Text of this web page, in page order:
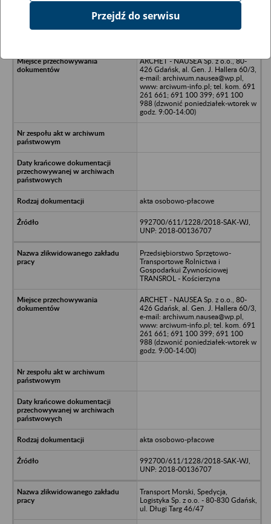
Sklepy Spożywcze TUR-SPED Sp. z
ARCHET - NAUSEA Sp. z o.o., 80-
426 Gdańsk, al. Gen. J. Hallera 60/3,
e-mail: archiwum.nausea@wp.pl,
www: arciwum-info.pl; tel. kom. 691
261 661; 691 100 399; 691 100
988 (dzwonić poniedziałek-wtorek w
godz. 9:00-14:00)
akta osobowo-płacowe
992700/611/1228/2018-SAK-WJ,
UNP: 2018-00136707
Przedsiębiorstwo Sprzętowo-
Transportowe Rolnictwa i
Gospodarkui Żywnościowej
TRANSROL - Kościerzyna
ARCHET - NAUSEA Sp. z o.o., 80-
426 Gdańsk, al. Gen. J. Hallera 60/3,
e-mail: archiwum.nausea@wp.pl,
www: arciwum-info.pl; tel. kom. 691
261 661; 691 100 399; 691 100
988 (dzwonić poniedziałek-wtorek w
godz. 9:00-14:00)
akta osobowo-płacowe
992700/611/1228/2018-SAK-WJ,
UNP: 2018-00136707
Transport Morski, Spedycja,
Logistyka Sp. z o.o. - 80-830 Gdańsk,
ul. Długi Targ 46/47
Przejdź do serwisu